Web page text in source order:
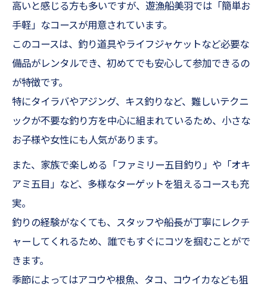
高いと感じる方も多いですが、遊漁船美羽では「簡単お
手軽」なコースが用意されています。
このコースは、釣り道具やライフジャケットなど必要な
備品がレンタルでき、初めてでも安心して参加できるの
が特徴です。
特にタイラバやアジング、キス釣りなど、難しいテクニ
ックが不要な釣り方を中心に組まれているため、小さな
お子様や女性にも人気があります。
また、家族で楽しめる「ファミリー五目釣り」や「オキ
アミ五目」など、多様なターゲットを狙えるコースも充
実。
釣りの経験がなくても、スタッフや船長が丁寧にレクチ
ャーしてくれるため、誰でもすぐにコツを掴むことがで
きます。
季節によってはアコウや根魚、タコ、コウイカなども狙